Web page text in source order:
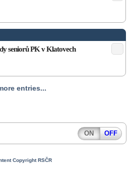
seniorů PK v Klatovech
entries...
ON OFF
Copyright RSČR